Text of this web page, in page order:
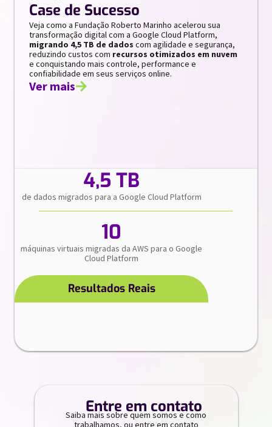
Case de Sucesso
Veja como a Fundação Roberto Marinho acelerou sua
transformação digital com a Google Cloud Platform,
migrando 4,5 TB de dados com agilidade e segurança,
reduzindo custos com recursos otimizados em nuvem
e conquistando mais controle, performance e
confiabilidade em seus serviços online.
Ver mais
4,5 TB
de dados migrados para a Google Cloud Platform
10
máquinas virtuais migradas da AWS para o Google
Cloud Platform
Resultados Reais
Entre em contato
Saiba mais sobre quem somos e como
trabalhamos, ou entre em contato